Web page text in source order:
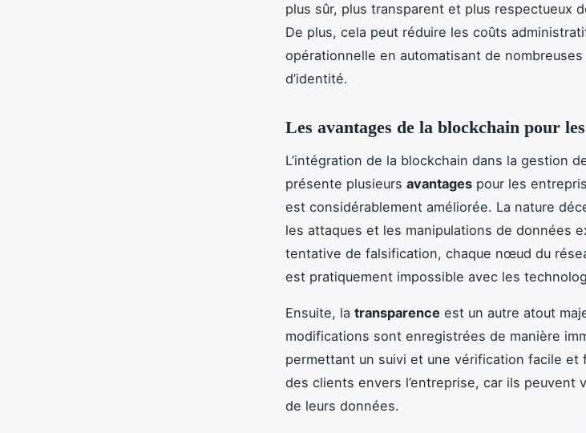
plus sûr, plus transparent et plus respectueux
De plus, cela peut réduire les coûts
opérationnelle en automatisant de
d’identité.
Les avantages de la blockchain pour
L’intégration de la blockchain dans la gestion
présente plusieurs avantages pour les
est considérablement améliorée. La nature
les attaques et les manipulations de données
tentative de falsification, chaque nœud du
est pratiquement impossible avec les
Ensuite, la transparence est un autre atout
modifications sont enregistrées de manière
permettant un suivi et une vérification facile et
des clients envers l’entreprise, car ils peuvent
de leurs données.